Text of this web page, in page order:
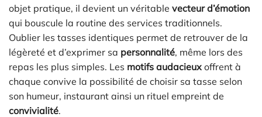
objet pratique, il devient un véritable vecteur d’émotion
qui bouscule la routine des services traditionnels.
Oublier les tasses identiques permet de retrouver de la
légèreté et d’exprimer sa personnalité, même lors des
repas les plus simples. Les motifs audacieux offrent à
chaque convive la possibilité de choisir sa tasse selon
son humeur, instaurant ainsi un rituel empreint de
convivialité.